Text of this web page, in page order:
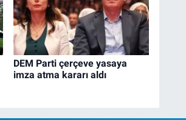
DEM Parti çerçeve yasaya
imza atma kararı aldı